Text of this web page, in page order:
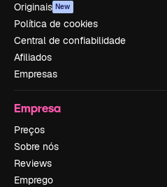
Originais New
Política de cookies
Central de confiabilidade
Afiliados
Empresas
Empresa
Preços
Sobre nós
Reviews
Emprego